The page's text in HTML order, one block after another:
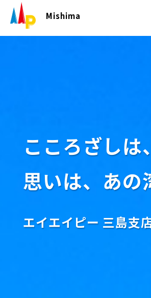
Mishima
こころざしは
思いは、あの
エイエイピー 三島支